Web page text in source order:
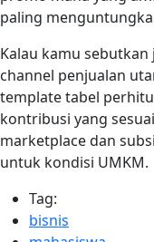
paling
Kalau kamu
channel penjualan
template tabel
kontribusi yang
marketplace dan
untuk kondisi UMKM.
Tag:
bisnis